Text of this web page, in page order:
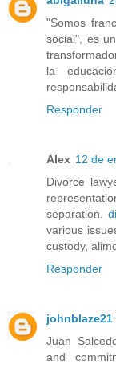
"Somos
social", es
la
Responder
Alex 12 de
Divorce
separation.
various
custody,
Responder
johnblaze21
Juan
and